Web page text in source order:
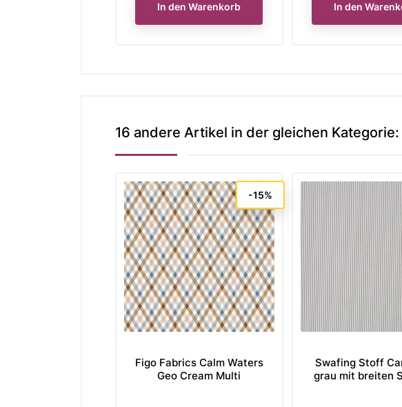
In den Warenkorb In den
16 andere Artikel in der gleichen Kategorie:
Figo Fabrics Calm Waters
Geo Cream Multi
-15%
Swafing Stoff
grau mit breiten